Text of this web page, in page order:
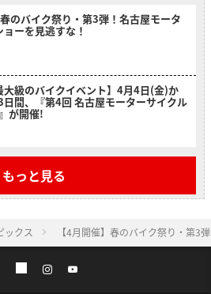
春のバイク祭り・第3弾！名古屋モータ
ーを見逃すな！
大級のバイクイベント】4月4日(金)か
間、『第4回 名古屋モーターサイクル
が開催!
もっと見る
ックス 【4月開催】春のバイク祭り・第3